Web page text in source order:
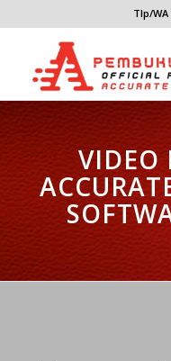
Tlp/WA
VIDEO